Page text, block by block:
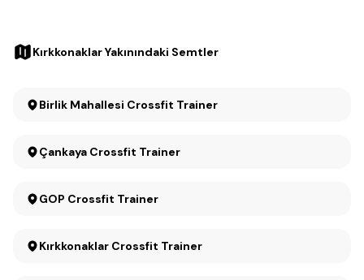
Kırkkonaklar Yakınındaki Semtler
Birlik Mahallesi Crossfit Trainer
Çankaya Crossfit Trainer
GOP Crossfit Trainer
Kırkkonaklar Crossfit Trainer